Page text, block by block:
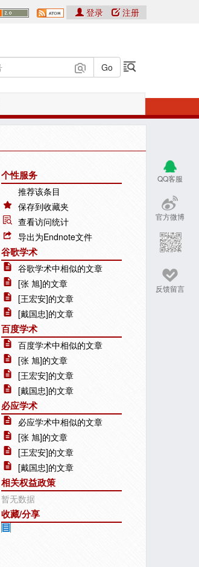
登录 注册
QQ客服
官方微博
反馈留言
个性服务
推荐该条目
保存到收藏夹
查看访问统计
导出为Endnote文件
谷歌学术
谷歌学术中相似的文章
[张 旭]的文章
[王宏安]的文章
[戴国忠]的文章
百度学术
百度学术中相似的文章
[张 旭]的文章
[王宏安]的文章
[戴国忠]的文章
必应学术
必应学术中相似的文章
[张 旭]的文章
[王宏安]的文章
[戴国忠]的文章
相关权益政策
暂无数据
收藏/分享